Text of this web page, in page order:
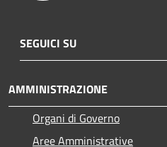
SEGUICI SU
AMMINISTRAZIONE
Organi di Governo
Aree Amministrative